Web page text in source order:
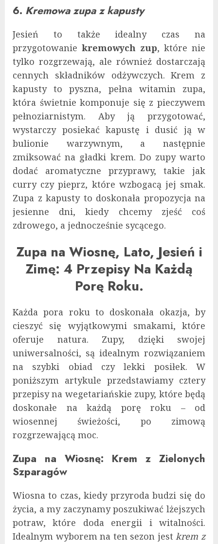
6. Kremowa zupa z kapusty
Jesień to także idealny czas na
przygotowanie kremowych zup, które nie
tylko rozgrzewają, ale również dostarczają
cennych składników odżywczych. Krem z
kapusty to pyszna, pełna witamin zupa,
która świetnie komponuje się z pieczywem
pełnoziarnistym. Aby ją przygotować,
wystarczy posiekać kapustę i dusić ją w
bulionie warzywnym, a następnie
zmiksować na gładki krem. Do zupy warto
dodać aromatyczne przyprawy, takie jak
curry czy pieprz, które wzbogacą jej smak.
Zupa z kapusty to doskonała propozycja na
jesienne dni, kiedy chcemy zjeść coś
zdrowego, a jednocześnie sycącego.
Zupa na Wiosnę, Lato, Jesień i
Zimę: 4 Przepisy Na Każdą
Porę Roku.
Każda pora roku to doskonała okazja, by
cieszyć się wyjątkowymi smakami, które
oferuje natura. Zupy, dzięki swojej
uniwersalności, są idealnym rozwiązaniem
na szybki obiad czy lekki posiłek. W
poniższym artykule przedstawiamy cztery
przepisy na wegetariańskie zupy, które będą
doskonałe na każdą porę roku – od
wiosennej świeżości, po zimową
rozgrzewającą moc.
Zupa na Wiosnę: Krem z Zielonych
Szparagów
Wiosna to czas, kiedy przyroda budzi się do
życia, a my zaczynamy poszukiwać lżejszych
potraw, które doda energii i witalności.
Idealnym wyborem na ten sezon jestkrem z